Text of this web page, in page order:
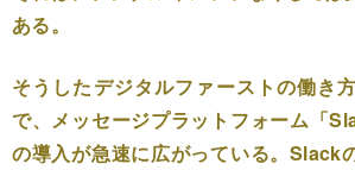
ある。
そうしたデジタルファーストの働き
で、メッセージプラットフォーム「
の導入が急速に広がっている。Slack